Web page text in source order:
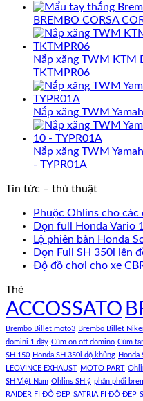
BREMBO CORSA
Nắp xăng TWM KTM
TKTMPR06
Nắp xăng TWM
Nắp xăng TWM
- TYPR01A
Tin tức – thủ thuật
Phuộc Ohlins cho
Dọn full Honda Vario
Lộ phiên bản Honda
Dọn Full SH 350i lên
Độ đồ chơi cho xe
Thẻ
ACCOSSATO
Brembo Billet moto3 Brembo Billet
domini 1 dây Cùm on off domino Cùm
SH 150 Honda SH 350i độ khủng Honda
LEOVINCE EXHAUST MOTO PART
SH Việt Nam Ohlins SH ý phân phối
RAIDER FI ĐỘ ĐẸP SATRIA FI ĐỘ ĐẸP